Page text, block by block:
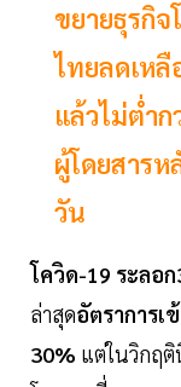
ขยายธุรกิ
ไทยลดเห
แล้วไม่ตํ่า
ผู้โดยสาร
วัน
โควิด-19 ระลอ
ล่าสุดอัตราการเ
30% แต่ในวิกฤติ